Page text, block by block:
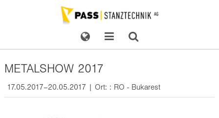
METALSHOW 2017
17.05.2017–20.05.2017 | Ort: : RO - Bukarest